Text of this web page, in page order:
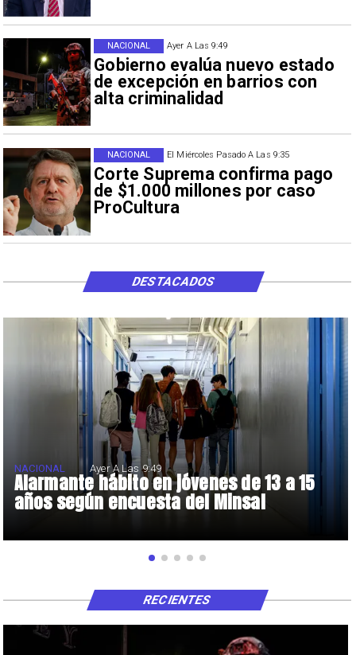
Ayer A Las 9:49
Gobierno evalúa nuevo estado
de excepción en barrios con
alta criminalidad
NACIONAL
El Miércoles Pasado A Las 9:35
Corte Suprema confirma pago
de $1.000 millones por caso
ProCultura
NACIONAL
Alarmante hábito en jóvenes de 13 a 15
años según encuesta del Minsal
NACIONAL Ayer A Las 9:49
DESTACADOS
RECIENTES